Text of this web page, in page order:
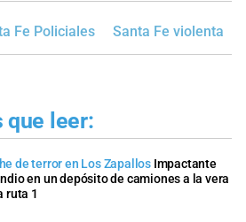
Fe Policiales Santa Fe violenta
que leer:
de terror en Los Zapallos Impactante
en un depósito de camiones a la vera
ruta 1